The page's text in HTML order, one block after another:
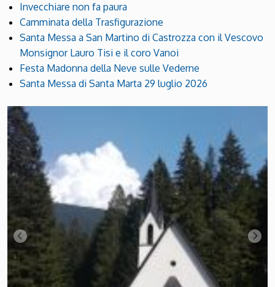
Invecchiare non fa paura
Camminata della Trasfigurazione
Santa Messa a San Martino di Castrozza con il Vescovo
Monsignor Lauro Tisi e il coro Vanoi
Festa Madonna della Neve sulle Vederne
Santa Messa di Santa Marta 29 luglio 2026